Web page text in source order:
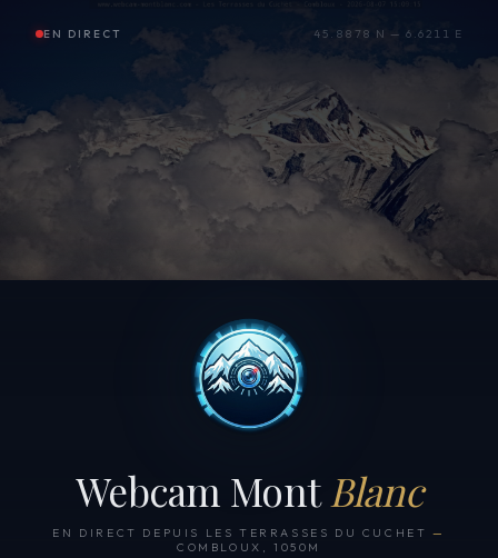
EN DIRECT 45.8878 N — 6.6211 E
Webcam Mont Blanc
EN DIRECT DEPUIS LES TERRASSES DU CUCHET —
COMBLOUX, 1050M